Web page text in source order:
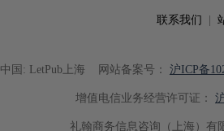
联系我们 |
国: LetPub上海 网站备案号： 沪ICP备
增值电信业务经营许可证：
礼翰商务信息咨询（上海）